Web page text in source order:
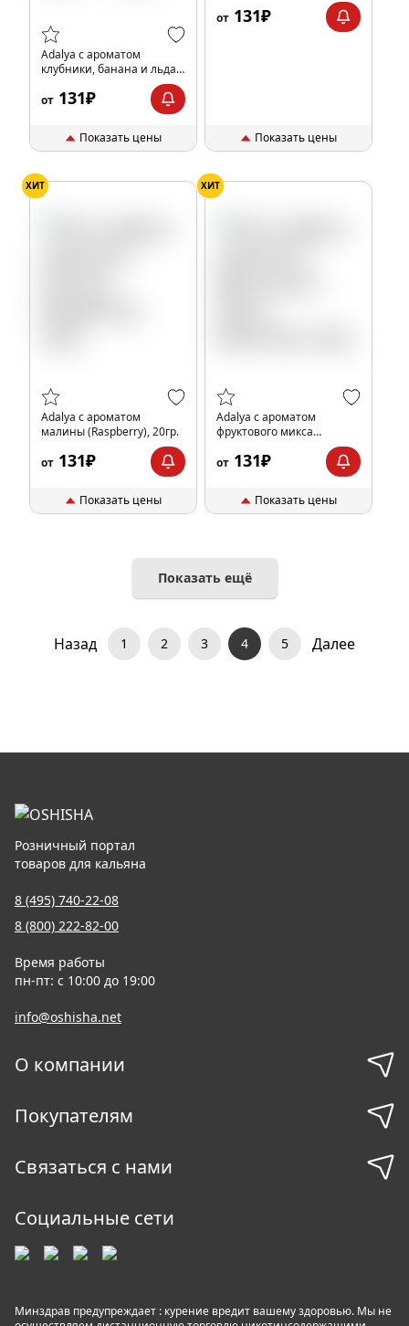
Adalya с ароматом
клубники, банана и льда
(Strawberry Banana Ice),
20гр.
от 131₽
Показать цены
(Rhapsody), 20гр.
от 131₽
Показать цены
ХИТ
Adalya с ароматом
малины (Raspberry), 20гр.
от 131₽
Показать цены
ХИТ
Adalya с ароматом
фруктового микса
от 131₽
Показать цены
Показать ещё
Назад 1 2 3 4 5 Далее
Розничный портал
товаров для кальяна
8 (495) 740-22-08
8 (800) 222-82-00
Время работы
пн-пт: с 10:00 до 19:00
info@oshisha.net
О компании
Покупателям
Связаться с нами
Социальные сети
Минздрав предупреждает : курение вредит вашему здоровью. Мы не